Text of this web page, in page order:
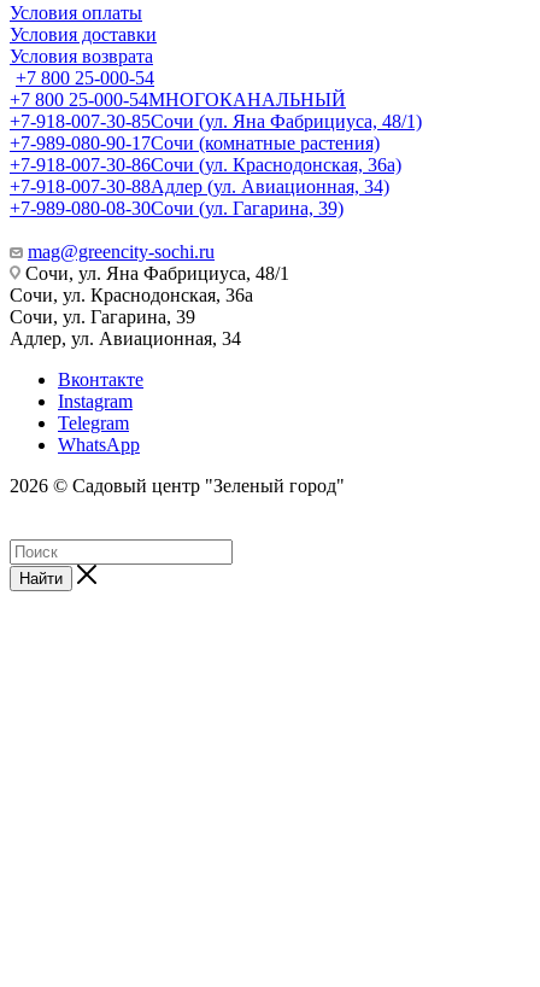
Условия оплаты
Условия доставки
Условия возврата
+7 800 25-000-54
+7 800 25-000-54МНОГОКАНАЛЬНЫЙ
+7-918-007-30-85Сочи (ул. Яна Фабрициуса, 48/1)
+7-989-080-90-17Сочи (комнатные растения)
+7-918-007-30-86Сочи (ул. Краснодонская, 36а)
+7-918-007-30-88Адлер (ул. Авиационная, 34)
+7-989-080-08-30Сочи (ул. Гагарина, 39)
mag@greencity-sochi.ru
Сочи, ул. Яна Фабрициуса, 48/1
Сочи, ул. Краснодонская, 36а
Сочи, ул. Гагарина, 39
Адлер, ул. Авиационная, 34
Вконтакте
Instagram
Telegram
WhatsApp
2026 © Садовый центр "Зеленый город"
Найти